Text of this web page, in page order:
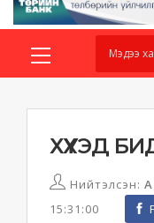
ХҮҮХЭД
Нийтэлсэн:
15:31:00